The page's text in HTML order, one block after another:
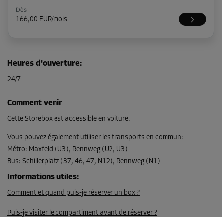
Dès
166,00 EUR/mois
Surface: 4,7 m²
Volume: 14,1 m³
Long:3,7m Larg:
Dès
Compartiment 12
Surface: 4,4 m²
Heures d'ouverture:
24/7
Comment venir
Cette Storebox est accessible en voiture.
Vous pouvez également utiliser les transports en commun:
Métro: Maxfeld (U3), Rennweg (U2, U3)
Bus: Schillerplatz (37, 46, 47, N12), Rennweg (N1)
Informations utiles:
Comment et quand puis-je réserver un box ?
Puis-je visiter le compartiment avant de réserver ?